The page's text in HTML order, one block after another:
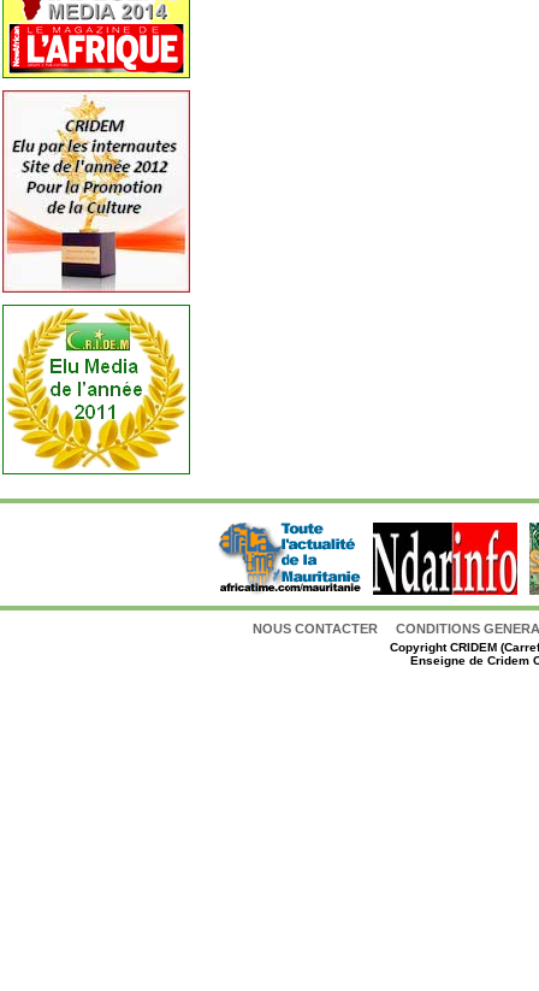
NOUS CONTACTER CONDITIONS
CopyrightCRIDEM
Enseigne de Cridem